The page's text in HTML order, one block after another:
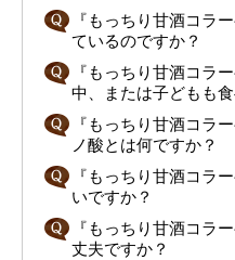
『もっちり甘酒コラ
ているのですか？
『もっちり甘酒コラ
中、または子どもも
『もっちり甘酒コラ
ノ酸とは何ですか？
『もっちり甘酒コラ
いですか？
『もっちり甘酒コラ
丈夫ですか？